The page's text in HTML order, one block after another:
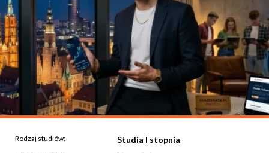
Rodzaj studiów: Studia I stopnia